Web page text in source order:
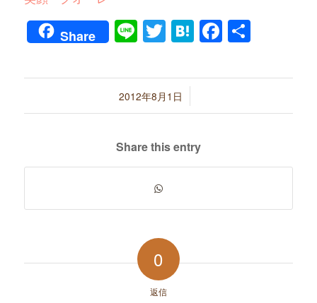
Share LineTwitter
Hatena共
2012年8月1日
/
Share this entry
0
返信